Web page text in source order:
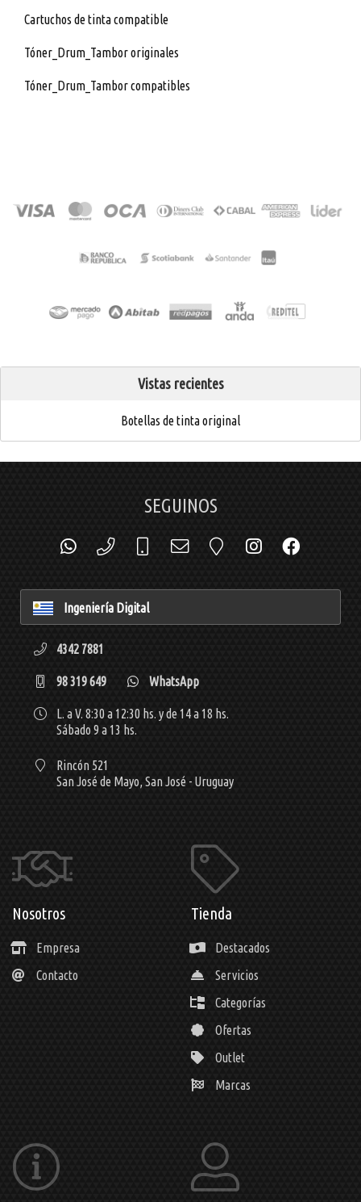
Cartuchos de tinta compatible
Tóner_Drum_Tambor originales
Tóner_Drum_Tambor compatibles
Vistas recientes
Botellas de tinta original
SEGUINOS
Ingeniería Digital
4342 7881
98 319 649 WhatsApp
L. a V. 8:30 a 12:30 hs. y de 14 a 18 hs.
Sábado 9 a 13 hs.
Rincón 521
San José de Mayo,San José - Uruguay
Nosotros
Empresa
Contacto
Tienda
Destacados
Servicios
Categorías
Ofertas
Outlet
Marcas